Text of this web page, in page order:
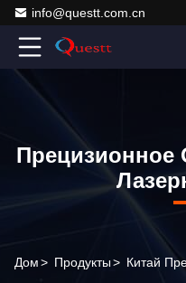
info@questt.com.cn
Прецизионное
Дом> Продукты>